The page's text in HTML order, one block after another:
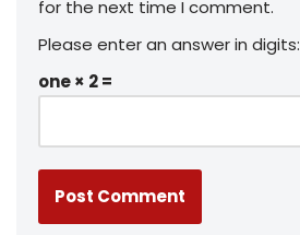
for the next time I comment.
Please enter an answer in digits:
one × 2 =